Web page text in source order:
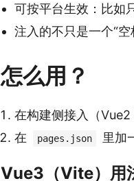
可按平台生效：比如
注入的不只是一个“
怎么用？
在构建侧接入（
在
pages.json 里加
Vue3（Vite）用